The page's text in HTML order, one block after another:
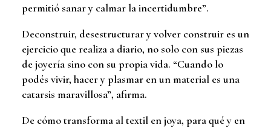
permitió sanar y calmar la incertidumbre”.
Deconstruir, desestructurar y volver construir es un
ejercicio que realiza a diario, no solo con sus piezas
de joyería sino con su propia vida. “Cuando lo
podés vivir, hacer y plasmar en un material es una
catarsis maravillosa”, afirma.
De cómo transforma al textil en joya, para qué y en